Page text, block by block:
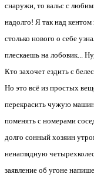
снаружи, то вальс с
надолго! Я так над кентом
столько нового о себе
плескаешь на лобовик...
Кто захочет ездить с
Но это всё из простых
перекрасить чужую
поменять с номерами
долго сонный хозяин
ненаглядную
заявление об угоне